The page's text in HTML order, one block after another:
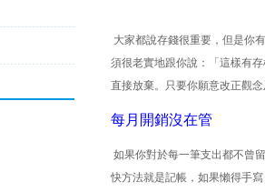
大家都說存錢很重要，但是你
須很老實地跟你說：「這樣有
直接放棄。只要你願意改正觀
每月開銷沒在管
如果你對於每一筆支出都不曾
快方法就是記帳，如果懶得手